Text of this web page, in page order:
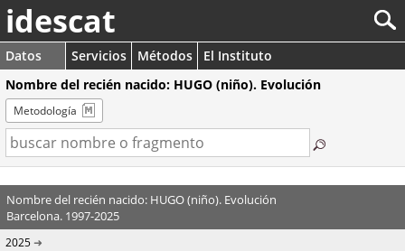
idescat
Datos Servicios Métodos
El Instituto
Nombre del recién nacido: HUGO (niño). Evolución
Metodología
Nombre del recién nacido: HUGO (niño). Evolución
Barcelona. 1997-2025
2025